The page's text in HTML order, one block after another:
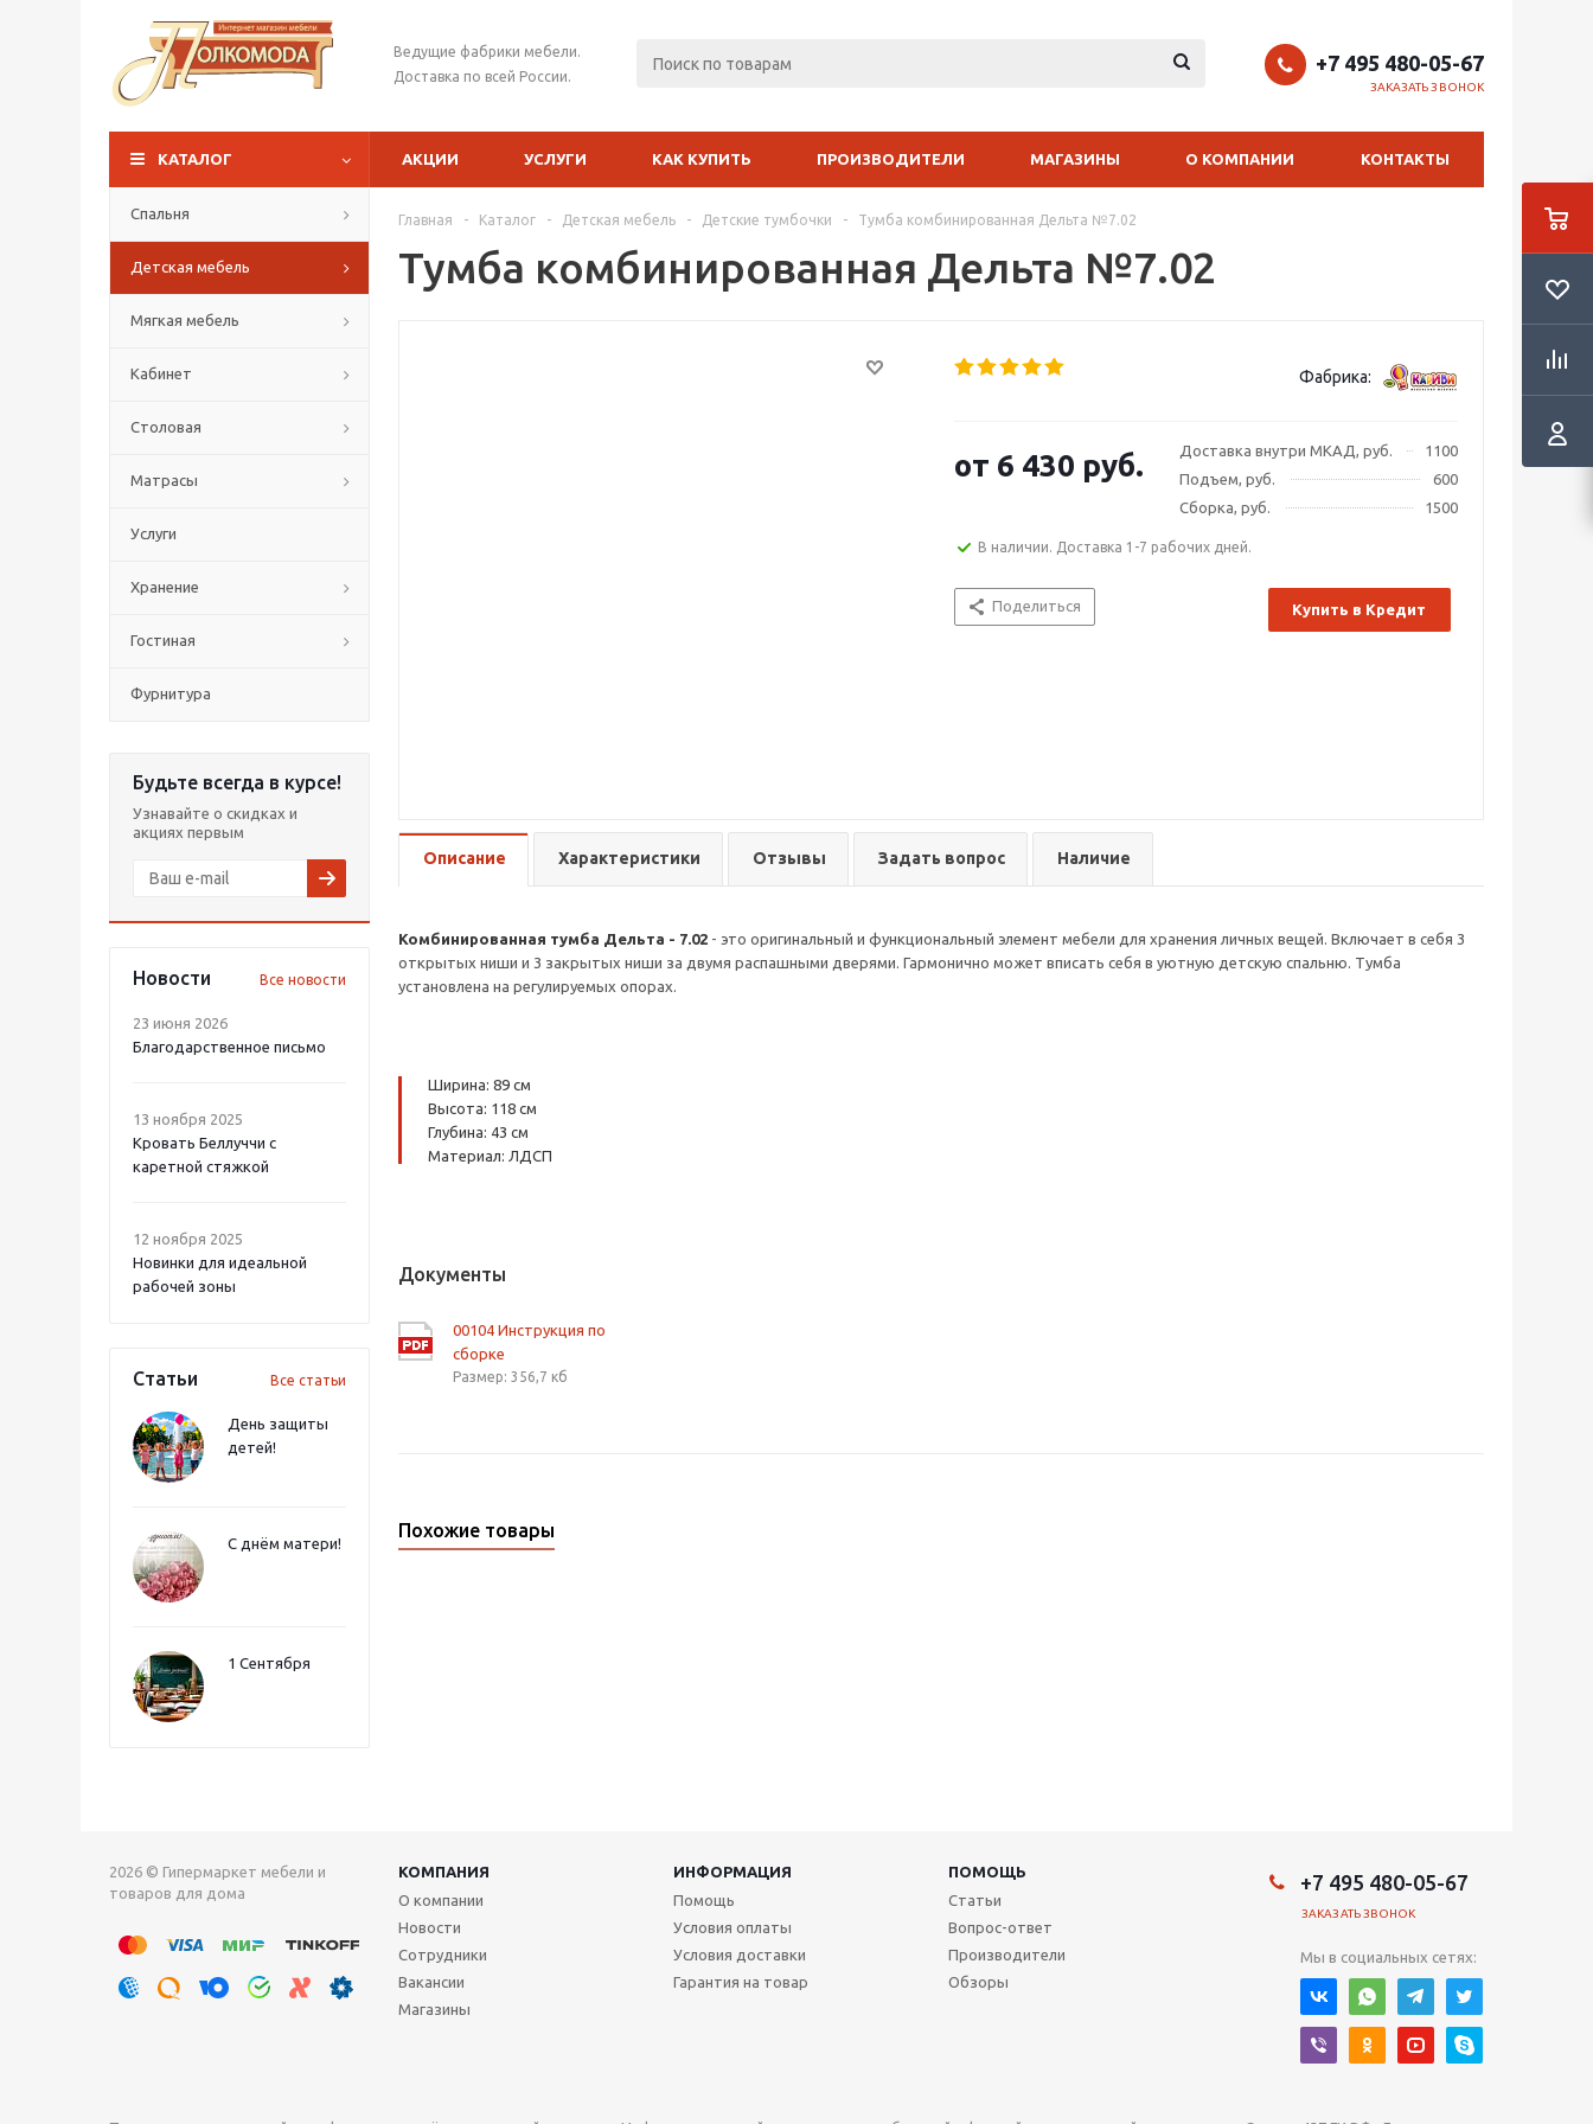
Ведущие фабрики мебели.
Доставка по всей России.
+7 495 480-05-67
ЗАКАЗАТЬ ЗВОНОК
КАТАЛОГ АКЦИИ УСЛУГИ КАК КУПИТЬ ПРОИЗВОДИТЕЛИ МАГАЗИНЫ О КОМПАНИИ КОНТАКТЫ
Спальня
Детская мебель
Мягкая мебель
Кабинет
Столовая
Матрасы
Услуги
Хранение
Гостиная
Фурнитура
Будьте всегда в курсе!
Узнавайте о скидках и
акциях первым
Новости Все новости
23 июня 2026
Благодарственное письмо
13 ноября 2025
Кровать Беллуччи с
каретной стяжкой
12 ноября 2025
Новинки для идеальной
рабочей зоны
Статьи Все статьи
День защиты
детей!
С днём матери!
1 Сентября
Главная - Каталог - Детская мебель - Детские тумбочки - Тумба комбинированная Дельта №7.02
Тумба комбинированная Дельта №7.02
Фабрика:
Доставка внутри МКАД, руб.
1100
Подъем, руб.
600
Сборка, руб.
1500
от 6 430 руб.
В наличии. Доставка 1-7 рабочих дней.
Поделиться Купить в Кредит
Описание Характеристики Отзывы Задать вопрос Наличие
Комбинированная тумба Дельта - 7.02 - это оригинальный и функциональный элемент мебели для хранения личных вещей. Включает в себя 3
открытых ниши и 3 закрытых ниши за двумя распашными дверями. Гармонично может вписать себя в уютную детскую спальню. Тумба
установлена на регулируемых опорах.
Ширина: 89 см
Высота: 118 см
Глубина: 43 см
Материал: ЛДСП
Документы
00104 Инструкция по
сборке
Размер: 356,7 кб
Похожие товары
2026 © Гипермаркет мебели и
товаров для дома
КОМПАНИЯ ИНФОРМАЦИЯ
ПОМОЩЬ
О компании
Новости
Сотрудники
Вакансии
Магазины
Помощь
Условия оплаты
Условия доставки
Гарантия на товар
Статьи
Вопрос-ответ
Производители
Обзоры
+7 495 480-05-67
ЗАКАЗАТЬ ЗВОНОК
Мы в социальных сетях: